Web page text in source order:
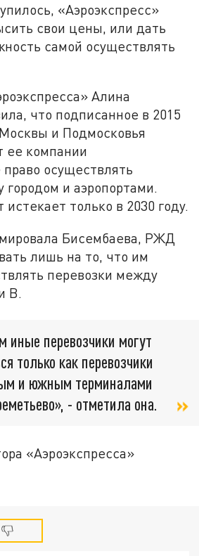
«Аэроэкспресс»
свои цены, или дать
самой осуществлять
Алина
что подписанное в 2015
и Подмосковья
ее компании
осуществлять
и аэропортами.
только в 2030 году.
Бисембаева, РЖД
лишь на то, что им
перевозки между
В.
иные перевозчики могут
только как перевозчики
и южным терминалами
- отметила она.
«Аэроэкспресса»